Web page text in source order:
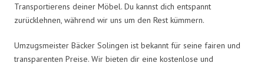
Transportierens deiner Möbel. Du kannst dich entspannt
zurücklehnen, während wir uns um den Rest kümmern.
Umzugsmeister Bäcker Solingen ist bekannt für seine fairen und
transparenten Preise. Wir bieten dir eine kostenlose und